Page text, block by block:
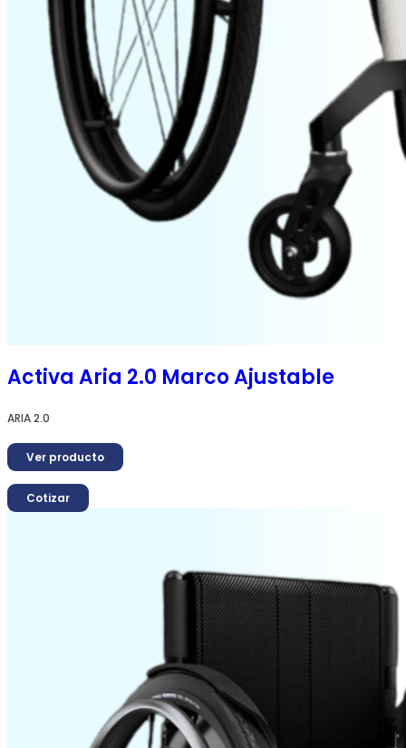
Activa Aria 2.0 Marco Ajustable
ARIA 2.0
Ver producto
Cotizar